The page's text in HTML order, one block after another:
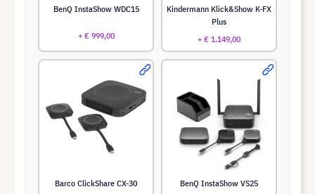
BenQ InstaShow WDC15
+ € 999,00
Kindermann Klick&Show K-FX
Plus
+ € 1.149,00
Barco ClickShare CX-30
BenQ InstaShow VS25